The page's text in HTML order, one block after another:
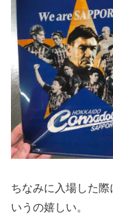
ちなみに入場した
いうの嬉しい。